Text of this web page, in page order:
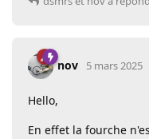
nov 5 mars 2025
Hello,
En effet la fourche